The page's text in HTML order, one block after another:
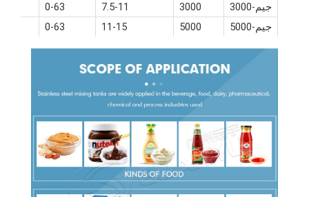
جيم-3000
3000
7.5-11
0-63
جيم-5000
5000
11-15
0-63